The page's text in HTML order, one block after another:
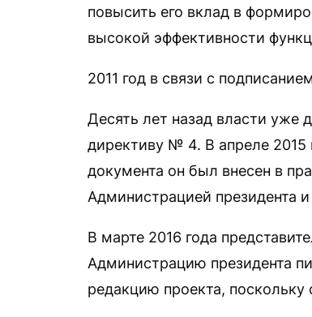
повысить его вклад в
высокой эффективности
2011 год в связи с
Десять лет назад власти уже
директиву № 4. В апреле 2015
документа он был внесен в
Администрацией президента
В марте 2016 года
Администрацию президента
редакцию проекта, поскольку